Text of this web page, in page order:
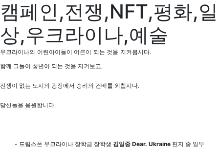
캠페인,전쟁,NFT,평화,일
상,우크라이나,예술
우크라이나의 어린아이들이 어른이 되는 것을 지켜봅시다.
함께 그들이 성년이 되는 것을 지켜보고,
전쟁이 없는 도시의 광장에서 승리의 건배를 외칩시다.
당신들을 응원합니다.
- 드림스폰 우크라이나 장학금 장학생 김일중 Dear. Ukraine 편지 중 일부